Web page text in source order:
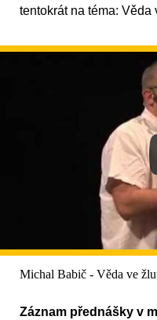
tentokrát na téma: Věda
Michal Babič - Věda ve
Záznam přednášky v